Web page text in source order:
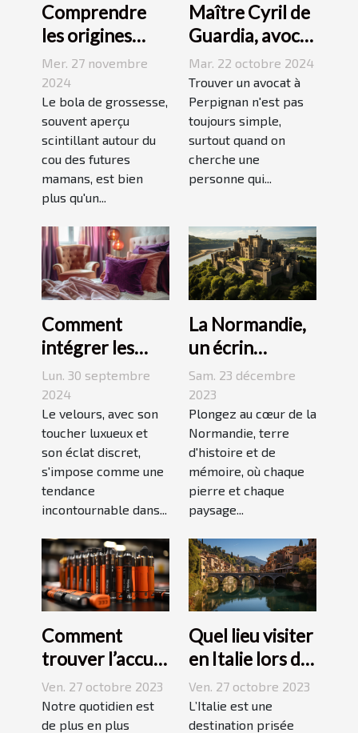
Comprendre
les origines
culturelles du
bola de
grossesse
Mer. 27 novembre
2024
Le bola de grossesse,
souvent aperçu
scintillant autour du
cou des futures
mamans, est bien
plus qu'un...
Maître Cyril de
Guardia, avocat
renommé à
Perpignan
Mar. 22 octobre 2024
Trouver un avocat à
Perpignan n'est pas
toujours simple,
surtout quand on
cherche une
personne qui...
Comment
intégrer les
accessoires en
velours dans
votre quotidien
Lun. 30 septembre
2024
Le velours, avec son
toucher luxueux et
son éclat discret,
s'impose comme une
tendance
incontournable dans...
La Normandie,
un écrin
historique pour
des
événements
mémorables
Sam. 23 décembre
2023
Plongez au cœur de la
Normandie, terre
d'histoire et de
mémoire, où chaque
pierre et chaque
paysage...
Comment
trouver l’accu
idéal pour sa e-
cigarette ?
Ven. 27 octobre 2023
Notre quotidien est
de plus en plus
Quel lieu visiter
en Italie lors de
vos vacances ?
Ven. 27 octobre 2023
L’Italie est une
destination prisée